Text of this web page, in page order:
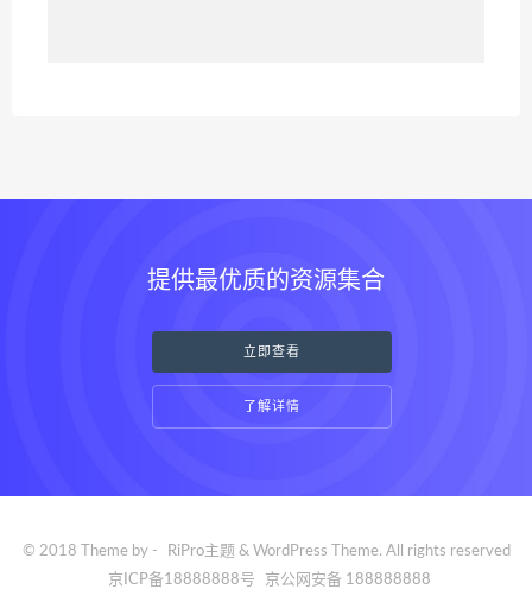
提供最优质的资源集合
立即查看
了解详情
© 2018 Theme by - RiPro主题 & WordPress Theme. All rights reserved
京ICP备18888888号
京公网安备 188888888